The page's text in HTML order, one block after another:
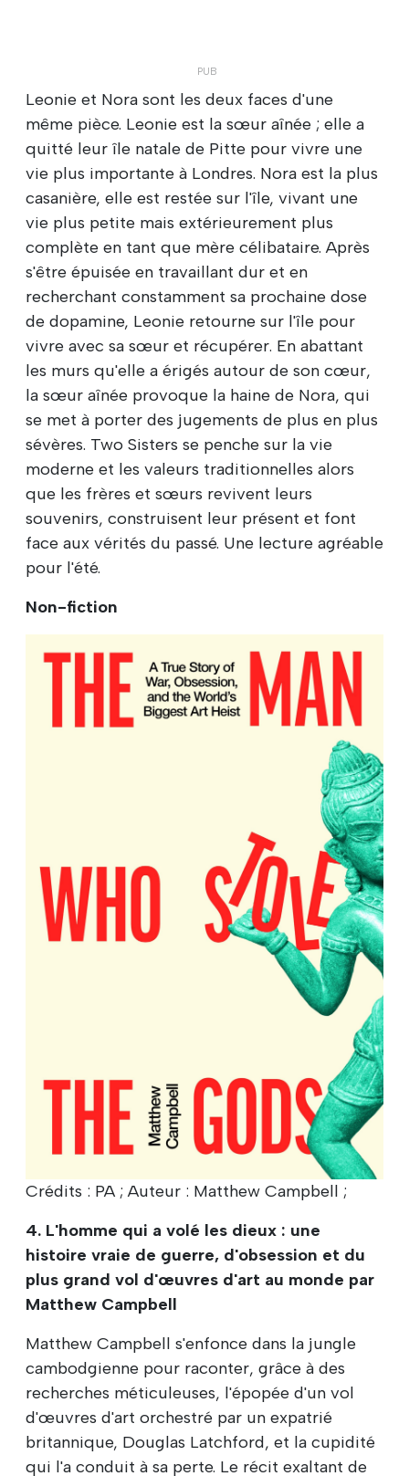
Leonie et Nora sont les deux faces d'une
même pièce. Leonie est la sœur aînée ; elle a
quitté leur île natale de Pitte pour vivre une
vie plus importante à Londres. Nora est la plus
casanière, elle est restée sur l'île, vivant une
vie plus petite mais extérieurement plus
complète en tant que mère célibataire. Après
s'être épuisée en travaillant dur et en
recherchant constamment sa prochaine dose
de dopamine, Leonie retourne sur l'île pour
vivre avec sa sœur et récupérer. En abattant
les murs qu'elle a érigés autour de son cœur,
la sœur aînée provoque la haine de Nora, qui
se met à porter des jugements de plus en plus
sévères. Two Sisters se penche sur la vie
moderne et les valeurs traditionnelles alors
que les frères et sœurs revivent leurs
souvenirs, construisent leur présent et font
face aux vérités du passé. Une lecture agréable
pour l'été.
Non-fiction
Crédits : PA ; Auteur : Matthew Campbell ;
4. L'homme qui a volé les dieux : une
histoire vraie de guerre, d'obsession et du
plus grand vol d'œuvres d'art au monde par
Matthew Campbell
Matthew Campbell s'enfonce dans la jungle
cambodgienne pour raconter, grâce à des
recherches méticuleuses, l'épopée d'un vol
d'œuvres d'art orchestré par un expatrié
britannique, Douglas Latchford, et la cupidité
qui l'a conduit à sa perte. Le récit exaltant de